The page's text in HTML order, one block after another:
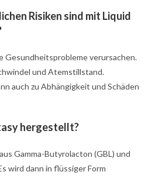
Risiken sind mit Liquid
Gesundheitsprobleme verursachen.
und Atemstillstand.
auch zu Abhängigkeit und Schäden
hergestellt?
Gamma-Butyrolacton (GBL) und
wird dann in flüssiger Form